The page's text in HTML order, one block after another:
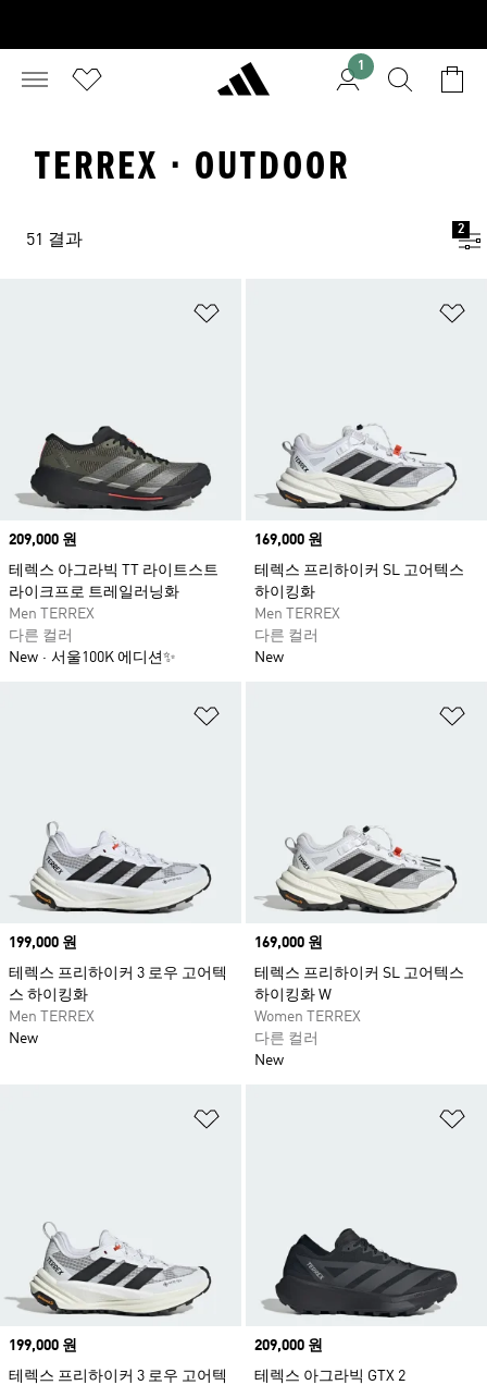
1
TERREX · OUTDOOR
51 결과
2
Price
209,000 원
테렉스 아그라빅 TT 라이트스트
라이크프로 트레일러닝화
Men TERREX
다른 컬러
New
서울100K 에디션✨
Price
169,000 원
테렉스 프리하이커 SL 고어텍스
하이킹화
Men TERREX
다른 컬러
New
Price
199,000 원
테렉스 프리하이커 3 로우 고어텍
스 하이킹화
Men TERREX
New
Price
169,000 원
테렉스 프리하이커 SL 고어텍스
하이킹화 W
Women TERREX
다른 컬러
New
Price
199,000 원
테렉스 프리하이커 3 로우 고어텍
Price
209,000 원
테렉스 아그라빅 GTX 2